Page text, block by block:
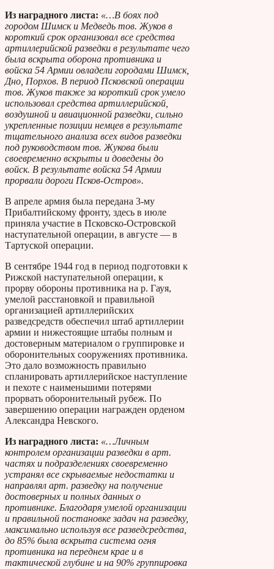
Из наградного листа: «…В боях под
городом Шимск и Медведь тов. Жуков в
короткий срок организовал все средства
артиллерийской разведки в результате чего
была вскрыта оборона противника и
войска 54 Армии овладели городами Шимск,
Дно, Порхов. В период Псковской операции
тов. Жуков также за короткий срок умело
использовал средства артиллерийской,
воздушной и авиационной разведки, сильно
укрепленные позиции немцев в результате
тщательного анализа всех видов разведки
под руководством тов. Жукова были
своевременно вскрыты и доведены до
войск. В результате войска 54 Армии
прорвали дороги Псков-Остров».
В апреле армия была передана 3-му
Прибалтийскому фронту, здесь в июле
приняла участие в Псковско-Островской
наступательной операции, в августе — в
Тартуской операции.
В сентябре 1944 год в период подготовки к
Рижской наступательной операции, к
прорву обороны противника на р. Гауя,
умелой расстановкой и правильной
организацией артиллерийских
разведсредств обеспечил штаб артиллерии
армии и нижестоящие штабы полным и
достоверным материалом о группировке и
оборонительных сооружениях противника.
Это дало возможность правильно
спланировать артиллерийское наступление
и пехоте с наименьшими потерями
прорвать оборонительный рубеж. По
завершению операции награжден орденом
Александра Невского.
Из наградного листа: «…Личным
контролем организации разведки в арт.
частях и подразделениях своевременно
устранял все скрываемые недостатки и
направлял арт. разведку на получение
достоверных и полных данных о
противнике. Благодаря умелой организации
и правильной постановке задач на разведку,
максимально используя все разведсредства,
до 85% была вскрыта система огня
противника на переднем крае и в
тактической глубине и на 90% группировка